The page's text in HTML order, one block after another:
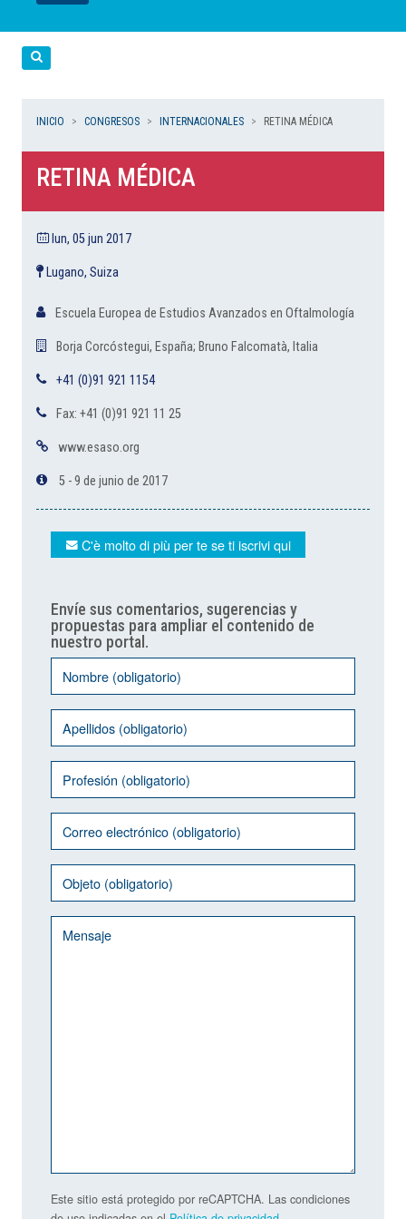
LEER
LEER
LEER
LEER
LEER
INICIO CONGRESOS INTERNACIONALES RETINA MÉDICA
RETINA MÉDICA
lun, 05 jun 2017
Lugano, Suiza
Escuela Europea de Estudios Avanzados en Oftalmología
Borja Corcóstegui, España; Bruno Falcomatà, Italia
+41 (0)91 921 1154
Fax: +41 (0)91 921 11 25
www.esaso.org
5 - 9 de junio de 2017
C'è molto di più per te se ti iscrivi qui
Envíe sus comentarios, sugerencias y
propuestas para ampliar el contenido de
nuestro portal.
Este sitio está protegido por reCAPTCHA. Las condiciones